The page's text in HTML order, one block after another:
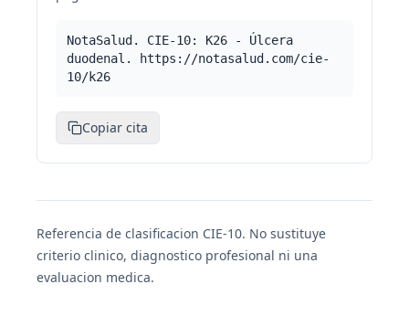
NotaSalud. CIE-10: K26 - Úlcera
duodenal. https://notasalud.com/cie-
10/k26
Copiar cita
Referencia de clasificacion CIE-10. No sustituye
criterio clinico, diagnostico profesional ni una
evaluacion medica.